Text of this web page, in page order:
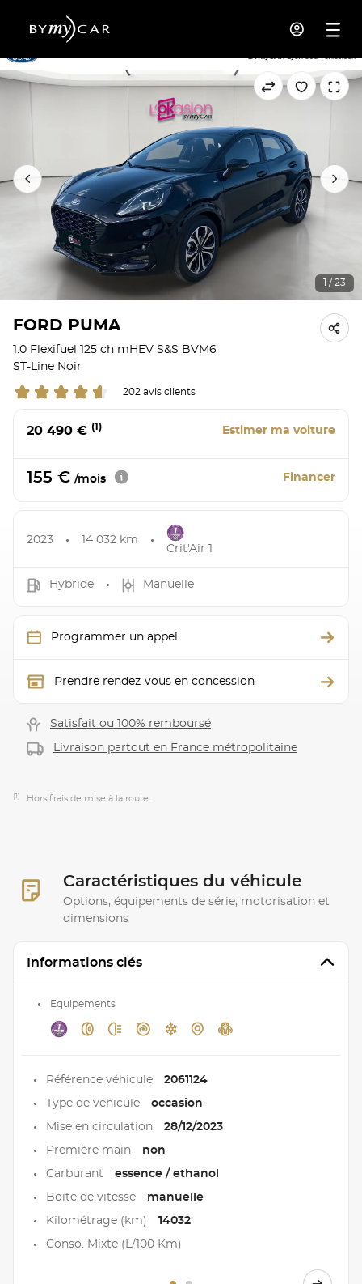
1 / 23
FORD PUMA
1.0 Flexifuel 125 ch mHEV S&S BVM6
ST-Line Noir
202 avis clients
20 490 € (1) Estimer ma voiture
155 € /mois Financer
2023 14 032 km
Crit'Air 1
Hybride Manuelle
Programmer un appel
Prendre rendez-vous en concession
Satisfait ou 100% remboursé
Livraison partout en France métropolitaine
(1) Hors frais de mise à la route.
Caractéristiques du véhicule
Options, équipements de série, motorisation et
dimensions
Informations clés
Equipements
Référence véhicule 2061124
Type de véhicule occasion
Mise en circulation 28/12/2023
Première main non
Carburant essence / ethanol
Boite de vitesse manuelle
Kilométrage (km) 14032
Conso. Mixte (L/100 Km)